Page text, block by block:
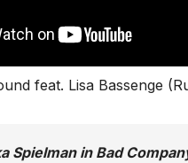
feat. Lisa Bassenge
Spielman in Bad